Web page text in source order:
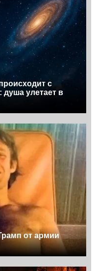
с
душа улетает в
от армии